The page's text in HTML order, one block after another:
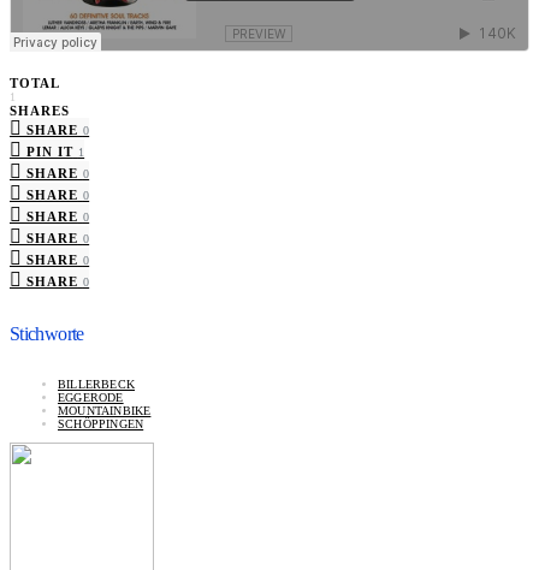
TOTAL
1
SHARES
SHARE 0
PIN IT 1
SHARE 0
SHARE 0
SHARE 0
SHARE 0
SHARE 0
SHARE 0
Stichworte
BILLERBECK
EGGERODE
MOUNTAINBIKE
SCHÖPPINGEN